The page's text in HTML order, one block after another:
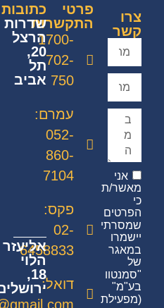
צרו
קשר
אני
מאשר/ת
כי
הפרטים
שמסרתי
יישמרו
במאגר
של
"סמנטוו
בע"מ"
(מפעילת
פרטי
התקשרות
1700-
702-
750
עמרם:
052-
860-
7104
פקס:
02-
6458833
דואל:
כתובות
שדרות
הרצל
20,
תל
אביב
אליעזר
הלוי
18,